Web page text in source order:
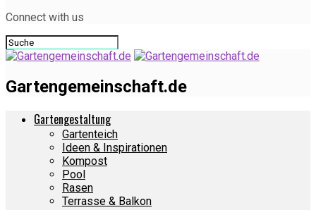
Connect with us
Gartengemeinschaft.de
Gartengestaltung
Gartenteich
Ideen & Inspirationen
Kompost
Pool
Rasen
Terrasse & Balkon